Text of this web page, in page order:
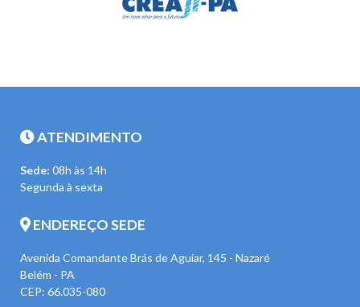
ATENDIMENTO
Sede: 08h às 14h
Segunda à sexta
ENDEREÇO SEDE
Avenida Comandante Brás de Aguiar, 145 - Nazaré
Belém - PA
CEP: 66.035-080